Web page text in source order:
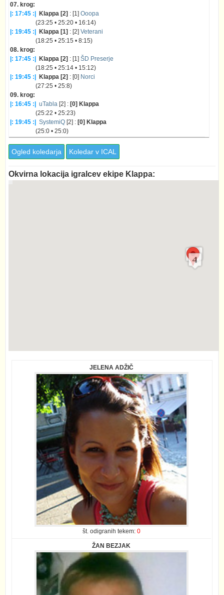
07. krog:
|: 17:45 :| Klappa [2] : [1] Ooopa
(23:25 • 25:20 • 16:14)
|: 19:45 :| Klappa [1] : [2] Veterani
(18:25 • 25:15 • 8:15)
08. krog:
|: 17:45 :| Klappa [2] : [1] ŠD Preserje
(18:25 • 25:14 • 15:12)
|: 19:45 :| Klappa [2] : [0] Norci
(27:25 • 25:8)
09. krog:
|: 16:45 :| uTabla [2] : [0] Klappa
(25:22 • 25:23)
|: 19:45 :| SystemiQ [2] : [0] Klappa
(25:0 • 25:0)
Ogled koledarja Koledar v ICAL
Okvirna lokacija igralcev ekipe Klappa:
JELENA ADŽIČ
št. odigranih tekem: 0
ŽAN BEZJAK